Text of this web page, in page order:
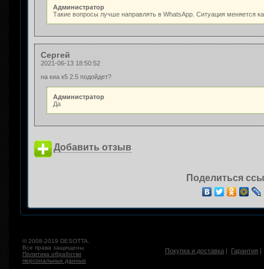
Администратор
Такие вопросы лучше направлять в WhatsApp. Ситуация меняется
Сергей
2021-06-13 18:50:52
на киа к5 2.5 подойдет?
Администратор
Да
Добавить отзыв
Поделиться
© 2008-2019 DESOTTA.
Все права защищены.
Политика обработки
персональных данных
Покупка и доставка | Гарантия